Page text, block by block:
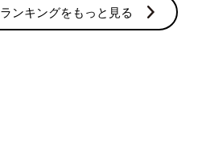
ランキングをもっと見る